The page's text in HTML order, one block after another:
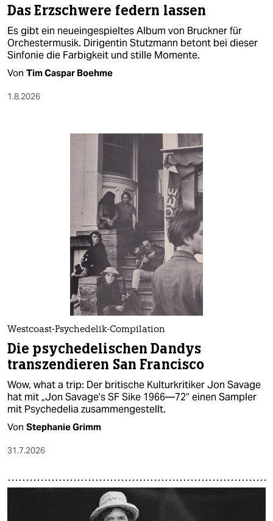
Das Erzschwere federn lassen
Es gibt ein neueingespieltes Album von Bruckner für
Orchestermusik. Dirigentin Stutzmann betont bei dieser
Sinfonie die Farbigkeit und stille Momente.
Von Tim Caspar Boehme
1.8.2026
Westcoast-Psychedelik-Compilation
Die psychedelischen Dandys
transzendieren San Francisco
Wow, what a trip: Der britische Kulturkritiker Jon Savage
hat mit „Jon Savage’s SF Sike 1966—72“ einen Sampler
mit Psychedelia zusammengestellt.
Von Stephanie Grimm
31.7.2026